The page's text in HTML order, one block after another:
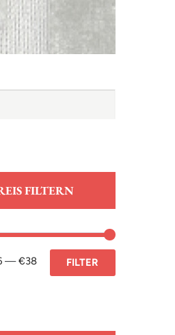
FILTERN
FILTER
—€38